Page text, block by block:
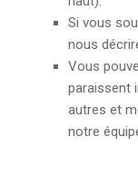
Si vous
nous
Vous
paraissent
autres et
notre